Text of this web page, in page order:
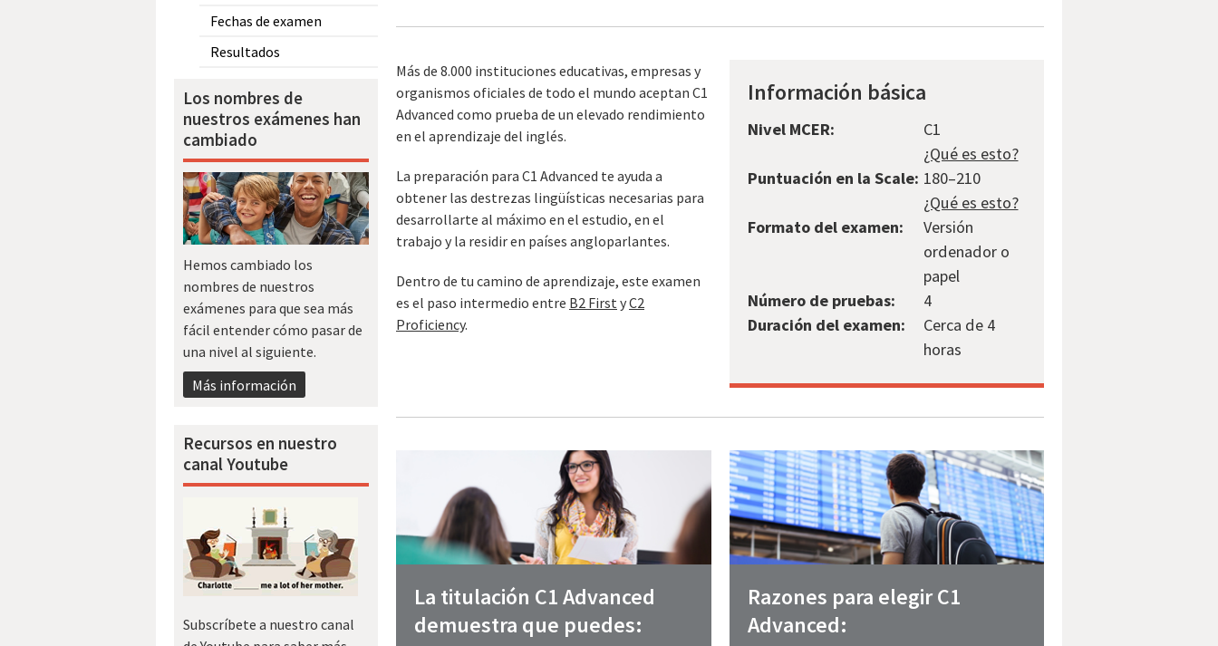
Fechas de examen
Resultados
Los nombres de
nuestros exámenes han
cambiado
Hemos cambiado los
nombres de nuestros
exámenes para que sea más
fácil entender cómo pasar de
una nivel al siguiente.
Más información
Recursos en nuestro
canal Youtube
Subscríbete a nuestro canal
Más de 8.000 instituciones educativas, empresas y
organismos oficiales de todo el mundo aceptan C1
Advanced como prueba de un elevado rendimiento
en el aprendizaje del inglés.
La preparación para C1 Advanced te ayuda a
obtener las destrezas lingüísticas necesarias para
desarrollarte al máximo en el estudio, en el
trabajo y la residir en países angloparlantes.
Dentro de tu camino de aprendizaje, este examen
es el paso intermedio entre B2 First yC2
Proficiency.
Información básica
Nivel MCER:
C1
¿Qué es esto?
Puntuación en la Scale: 180–210
¿Qué es esto?
Formato del examen:
Versión
ordenador o
papel
Número de pruebas:
4
Duración del examen:
Cerca de 4
horas
La titulación C1 Advanced
demuestra que puedes:
Razones para elegir C1
Advanced: